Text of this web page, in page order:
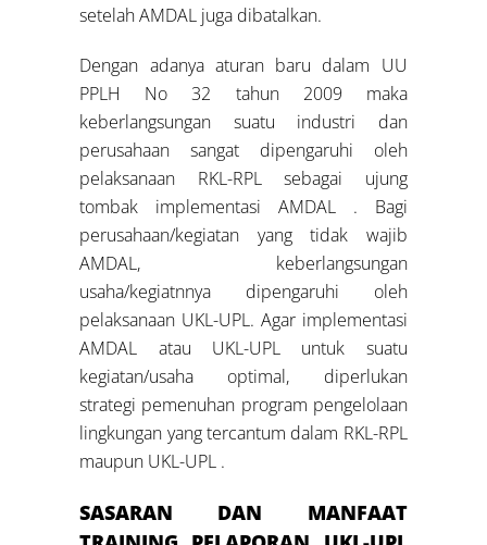
setelah AMDAL juga dibatalkan.
Dengan adanya aturan baru dalam UU
PPLH No 32 tahun 2009 maka
keberlangsungan suatu industri dan
perusahaan sangat dipengaruhi oleh
pelaksanaan RKL-RPL sebagai ujung
tombak implementasi AMDAL . Bagi
perusahaan/kegiatan yang tidak wajib
AMDAL, keberlangsungan
usaha/kegiatnnya dipengaruhi oleh
pelaksanaan UKL-UPL. Agar implementasi
AMDAL atau UKL-UPL untuk suatu
kegiatan/usaha optimal, diperlukan
strategi pemenuhan program pengelolaan
lingkungan yang tercantum dalam RKL-RPL
maupun UKL-UPL .
SASARAN DAN MANFAAT